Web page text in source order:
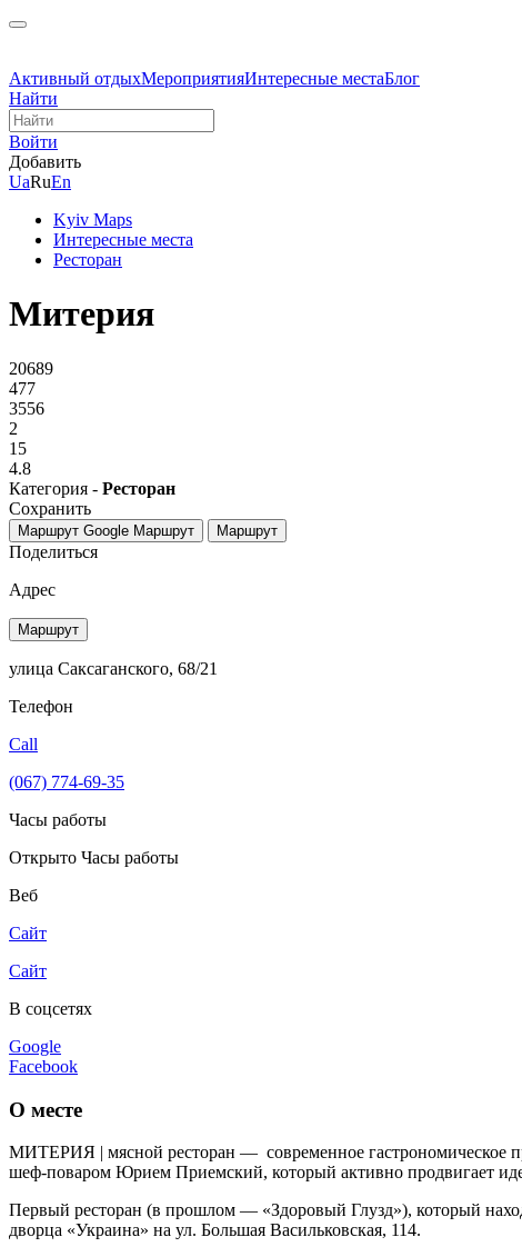
Активный отдыхМероприятияИнтересные местаБлог
Найти
Войти
Добавить
UaRuEn
Kyiv Maps
Интересные места
Ресторан
Митерия
20689
477
3556
2
15
4.8
Категория - Ресторан
Сохранить
Маршрут Google Маршрут Маршрут
Поделиться
Адрес
Маршрут
улица Саксаганского, 68/21
Телефон
Call
(067) 774-69-35
Часы работы
Открыто Часы работы
Веб
Сайт
Сайт
В соцсетях
Google
Facebook
О месте
МИТЕРИЯ | мясной ресторан — современное гастрономическое
шеф-поваром Юрием Приемский, который активно продвигает
Первый ресторан (в прошлом — «Здоровый Глузд»), который
дворца «Украина» на ул. Большая Васильковская, 114.